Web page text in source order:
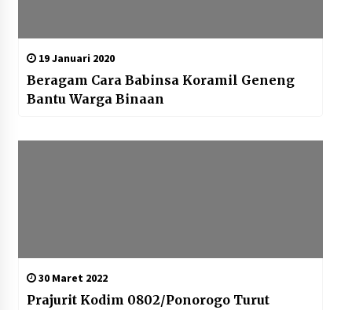
19 Januari 2020
Beragam Cara Babinsa Koramil Geneng
Bantu Warga Binaan
30 Maret 2022
Prajurit Kodim 0802/Ponorogo Turut